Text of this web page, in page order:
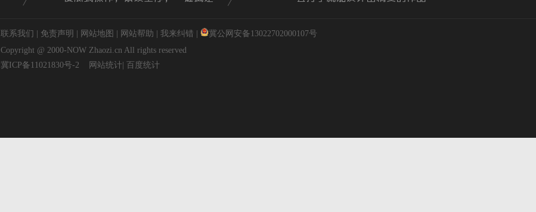
联系我们 免责声明 网站地图 网站帮助 我来纠错
冀公网安备13022702000107号
Copyright @ 2000-NOW Zhaozi.cn All rights reserved
冀ICP备11021830号-2
网站统计 百度统计